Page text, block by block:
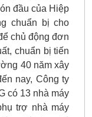
đầu của Hiệp
chuẩn bị cho
chủ động đơn
chuẩn bị tiến
40 năm xây
nay, Công ty
có 13 nhà máy
trợ nhà máy